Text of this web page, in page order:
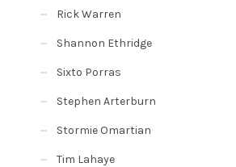
Rick Warren
Shannon Ethridge
Sixto Porras
Stephen Arterburn
Stormie Omartian
Tim Lahaye